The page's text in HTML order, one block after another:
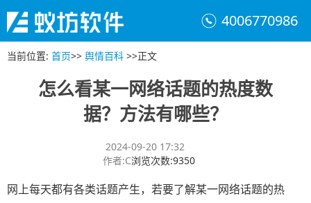
4006770986
当前位置: 首页>> 舆情百科 >>正文
怎么看某一网络话题的热度数
据？方法有哪些？
2024-09-20 17:32
作者:C浏览次数:9350
网上每天都有各类话题产生，若要了解某一网络话题的热